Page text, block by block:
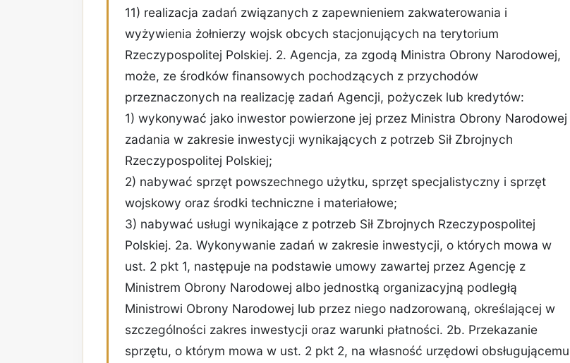
11) realizacja zadań związanych z zapewnieniem zakwaterowania i
wyżywienia żołnierzy wojsk obcych stacjonujących na terytorium
Rzeczypospolitej Polskiej. 2. Agencja, za zgodą Ministra Obrony Narodowej,
może, ze środków finansowych pochodzących z przychodów
przeznaczonych na realizację zadań Agencji, pożyczek lub kredytów:
1) wykonywać jako inwestor powierzone jej przez Ministra Obrony Narodowej
zadania w zakresie inwestycji wynikających z potrzeb Sił Zbrojnych
Rzeczypospolitej Polskiej;
2) nabywać sprzęt powszechnego użytku, sprzęt specjalistyczny i sprzęt
wojskowy oraz środki techniczne i materiałowe;
3) nabywać usługi wynikające z potrzeb Sił Zbrojnych Rzeczypospolitej
Polskiej. 2a. Wykonywanie zadań w zakresie inwestycji, o których mowa w
ust. 2 pkt 1, następuje na podstawie umowy zawartej przez Agencję z
Ministrem Obrony Narodowej albo jednostką organizacyjną podległą
Ministrowi Obrony Narodowej lub przez niego nadzorowaną, określającej w
szczególności zakres inwestycji oraz warunki płatności. 2b. Przekazanie
sprzętu, o którym mowa w ust. 2 pkt 2, na własność urzędowi obsługującemu